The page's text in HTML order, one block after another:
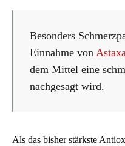
Besonders
Einnahme von
dem Mittel eine
nachgesagt wird.
Als das bisher stärkste